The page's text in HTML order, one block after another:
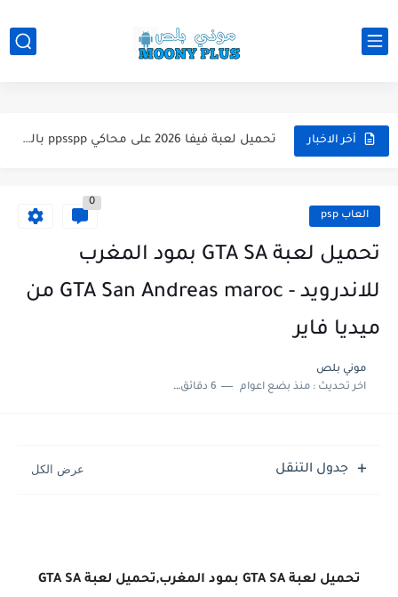
أخر الاخبار تحميل لعبة بيس 2026 على محاكي ppsspp بالتعليق العربي للاندرويد...
تحميل لعبة Total Football مهكرة 2025 اخر اصدار للأندرويد لعبة... العاب psp
0
تحميل لعبة GTA SA بمود المغرب
للاندرويد - GTA San Andreas maroc من
ميديا فاير
موني بلص
اخر تحديث :منذ بضع اعوام 6 دقائق للقراءة
جدول التنقل
تحميل لعبة GTA SA بمود المغرب,تحميل لعبة GTA SA